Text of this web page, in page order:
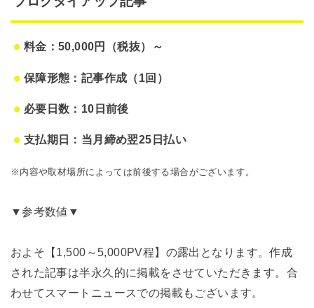
料金：50,000円（税抜）～
保障形態：記事作成（1回）
必要日数：10日前後
支払期日：当月締め翌25日払い
※内容や取材場所によっては前後する場合がございます。
▼参考数値▼
およそ【1,500～5,000PV程】の露出となります。作成
された記事は半永久的に掲載をさせていただきます。合
わせてスマートニュースでの掲載もございます。